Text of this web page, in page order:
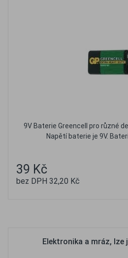
9V Baterie Greencell pro různé
Napětí baterie je 9V.
39 Kč
bez DPH 32,20 Kč
Elektronika a mráz,